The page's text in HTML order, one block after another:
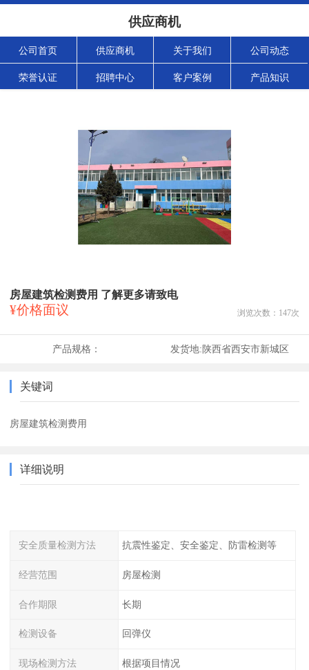
供应商机
公司首页 供应商机 关于我们 公司动态
荣誉认证 招聘中心 客户案例 产品知识
房屋建筑检测费用 了解更多请致电
¥价格面议 浏览次数： 147次
产品规格： 发货地:陕西省西安市新城区
关键词
房屋建筑检测费用
详细说明
安全质量检测方法 抗震性鉴定、安全鉴定、防雷检测等
经营范围 房屋检测
合作期限 长期
检测设备 回弹仪
现场检测方法 根据项目情况